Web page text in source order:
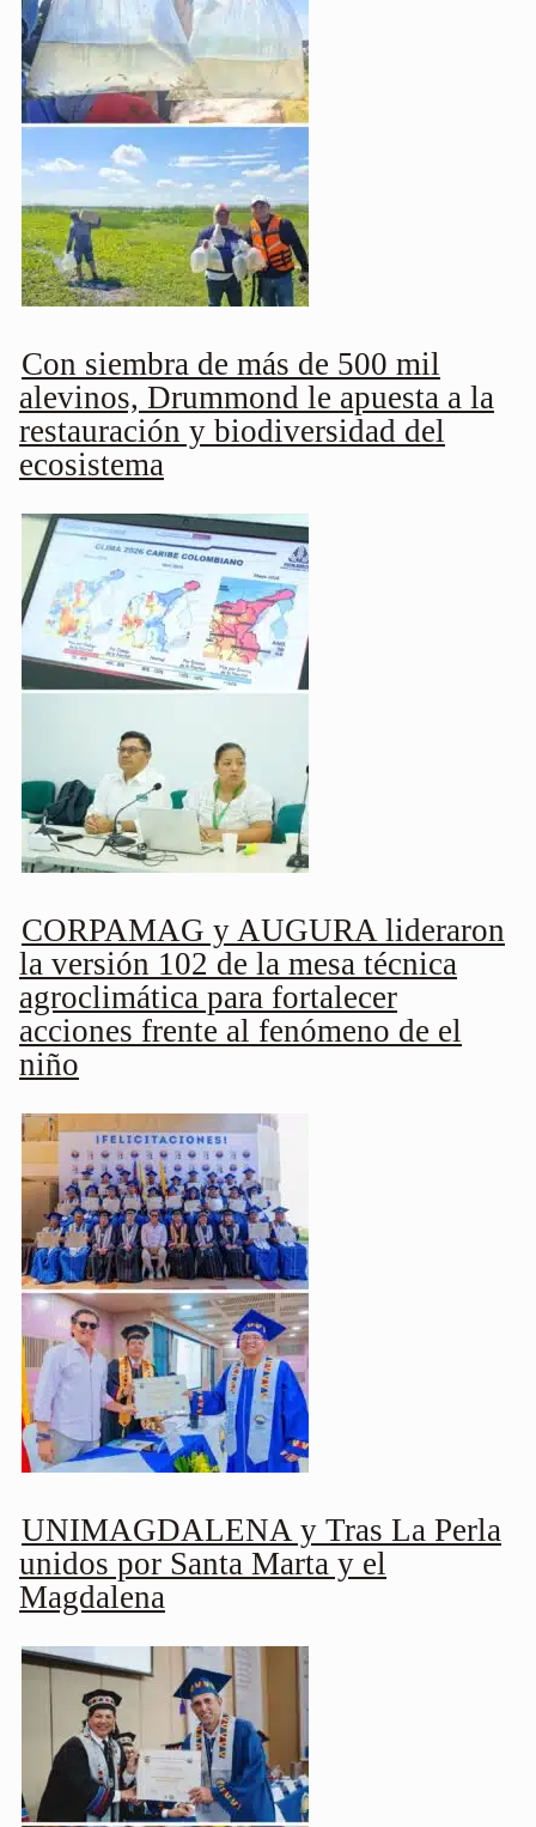
Con siembra de más de 500 mil
alevinos, Drummond le apuesta a la
restauración y biodiversidad del
ecosistema
CORPAMAG y AUGURA lideraron
la versión 102 de la mesa técnica
agroclimática para fortalecer
acciones frente al fenómeno de el
niño
UNIMAGDALENA y Tras La Perla
unidos por Santa Marta y el
Magdalena